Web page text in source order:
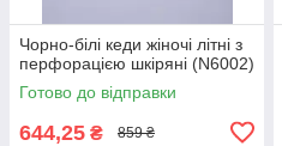
Чорно-білі кеди жіночі літні з
перфорацією шкіряні (N6002)
Готово до відправки
644,25 ₴ 859 ₴